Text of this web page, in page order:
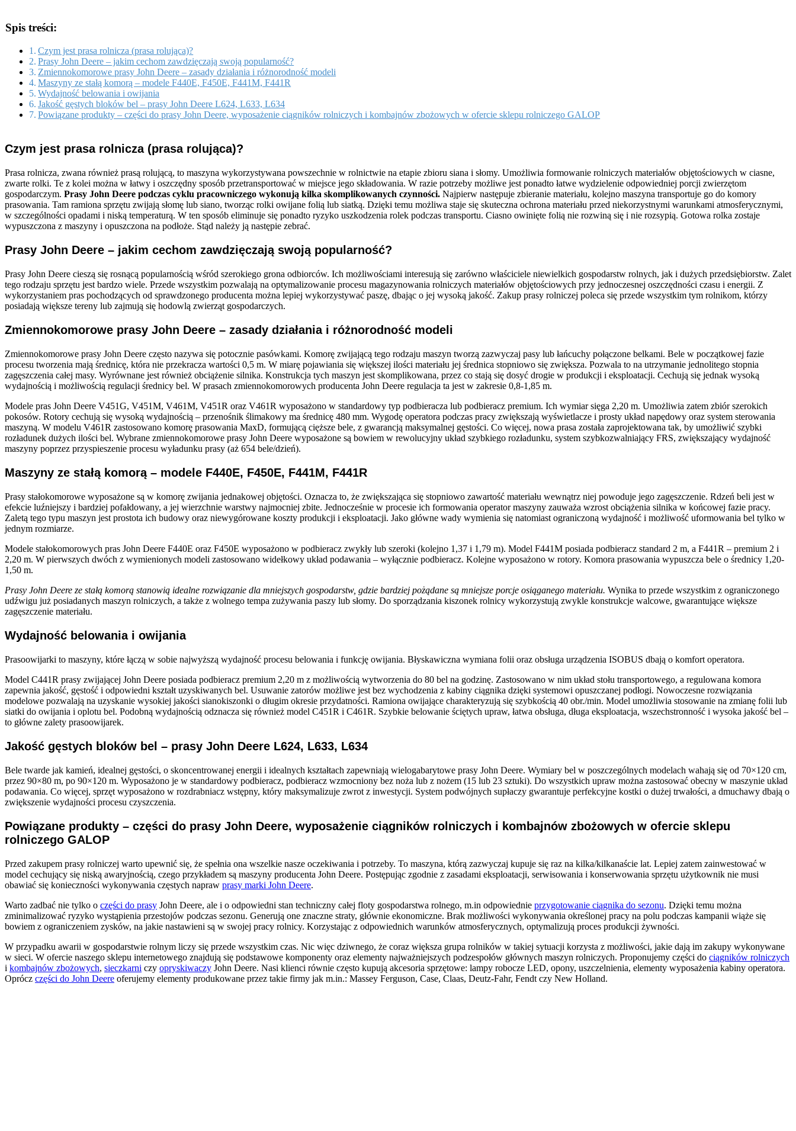
Spis treści:
Czym jest prasa rolnicza (prasa rolująca)?
Prasy John Deere – jakim cechom zawdzięczają swoją popularność?
Zmiennokomorowe prasy John Deere – zasady działania i różnorodność modeli
Maszyny ze stałą komorą – modele F440E, F450E, F441M, F441R
Wydajność belowania i owijania
Jakość gęstych bloków bel – prasy John Deere L624, L633, L634
Powiązane produkty – części do prasy John Deere, wyposażenie ciągników rolniczych i kombajnów zbożowych w ofercie sklepu rolniczego GALOP
Czym jest prasa rolnicza (prasa rolująca)?
Prasa rolnicza, zwana również prasą rolującą, to maszyna wykorzystywana powszechnie w rolnictwie na etapie zbioru siana i słomy. Umożliwia formowanie rolniczych materiałów objętościowych w ciasne,
zwarte rolki. Te z kolei można w łatwy i oszczędny sposób przetransportować w miejsce jego składowania. W razie potrzeby możliwe jest ponadto łatwe wydzielenie odpowiedniej porcji zwierzętom
gospodarczym. Prasy John Deere podczas cyklu pracowniczego wykonują kilka skomplikowanych czynności. Najpierw następuje zbieranie materiału, kolejno maszyna transportuje go do komory
prasowania. Tam ramiona sprzętu zwijają słomę lub siano, tworząc rolki owijane folią lub siatką. Dzięki temu możliwa staje się skuteczna ochrona materiału przed niekorzystnymi warunkami atmosferycznymi,
w szczególności opadami i niską temperaturą. W ten sposób eliminuje się ponadto ryzyko uszkodzenia rolek podczas transportu. Ciasno owinięte folią nie rozwiną się i nie rozsypią. Gotowa rolka zostaje
wypuszczona z maszyny i opuszczona na podłoże. Stąd należy ją następie zebrać.
Prasy John Deere – jakim cechom zawdzięczają swoją popularność?
Prasy John Deere cieszą się rosnącą popularnością wśród szerokiego grona odbiorców. Ich możliwościami interesują się zarówno właściciele niewielkich gospodarstw rolnych, jak i dużych przedsiębiorstw. Zalet
tego rodzaju sprzętu jest bardzo wiele. Przede wszystkim pozwalają na optymalizowanie procesu magazynowania rolniczych materiałów objętościowych przy jednoczesnej oszczędności czasu i energii. Z
wykorzystaniem pras pochodzących od sprawdzonego producenta można lepiej wykorzystywać paszę, dbając o jej wysoką jakość. Zakup prasy rolniczej poleca się przede wszystkim tym rolnikom, którzy
posiadają większe tereny lub zajmują się hodowlą zwierząt gospodarczych.
Zmiennokomorowe prasy John Deere – zasady działania i różnorodność modeli
Zmiennokomorowe prasy John Deere często nazywa się potocznie pasówkami. Komorę zwijającą tego rodzaju maszyn tworzą zazwyczaj pasy lub łańcuchy połączone belkami. Bele w początkowej fazie
procesu tworzenia mają średnicę, która nie przekracza wartości 0,5 m. W miarę pojawiania się większej ilości materiału jej średnica stopniowo się zwiększa. Pozwala to na utrzymanie jednolitego stopnia
zagęszczenia całej masy. Wyrównane jest również obciążenie silnika. Konstrukcja tych maszyn jest skomplikowana, przez co stają się dosyć drogie w produkcji i eksploatacji. Cechują się jednak wysoką
wydajnością i możliwością regulacji średnicy bel. W prasach zmiennokomorowych producenta John Deere regulacja ta jest w zakresie 0,8-1,85 m.
Modele pras John Deere V451G, V451M, V461M, V451R oraz V461R wyposażono w standardowy typ podbieracza lub podbieracz premium. Ich wymiar sięga 2,20 m. Umożliwia zatem zbiór szerokich
pokosów. Rotory cechują się wysoką wydajnością – przenośnik ślimakowy ma średnicę 480 mm. Wygodę operatora podczas pracy zwiększają wyświetlacze i prosty układ napędowy oraz system sterowania
maszyną. W modelu V461R zastosowano komorę prasowania MaxD, formującą cięższe bele, z gwarancją maksymalnej gęstości. Co więcej, nowa prasa została zaprojektowana tak, by umożliwić szybki
rozładunek dużych ilości bel. Wybrane zmiennokomorowe prasy John Deere wyposażone są bowiem w rewolucyjny układ szybkiego rozładunku, system szybkozwalniający FRS, zwiększający wydajność
maszyny poprzez przyspieszenie procesu wyładunku prasy (aż 654 bele/dzień).
Maszyny ze stałą komorą – modele F440E, F450E, F441M, F441R
Prasy stałokomorowe wyposażone są w komorę zwijania jednakowej objętości. Oznacza to, że zwiększająca się stopniowo zawartość materiału wewnątrz niej powoduje jego zagęszczenie. Rdzeń beli jest w
efekcie luźniejszy i bardziej pofałdowany, a jej wierzchnie warstwy najmocniej zbite. Jednocześnie w procesie ich formowania operator maszyny zauważa wzrost obciążenia silnika w końcowej fazie pracy.
Zaletą tego typu maszyn jest prostota ich budowy oraz niewygórowane koszty produkcji i eksploatacji. Jako główne wady wymienia się natomiast ograniczoną wydajność i możliwość uformowania bel tylko w
jednym rozmiarze.
Modele stałokomorowych pras John Deere F440E oraz F450E wyposażono w podbieracz zwykły lub szeroki (kolejno 1,37 i 1,79 m). Model F441M posiada podbieracz standard 2 m, a F441R – premium 2 i
2,20 m. W pierwszych dwóch z wymienionych modeli zastosowano widełkowy układ podawania – wyłącznie podbieracz. Kolejne wyposażono w rotory. Komora prasowania wypuszcza bele o średnicy 1,20-
1,50 m.
Prasy John Deere ze stałą komorą stanowią idealne rozwiązanie dla mniejszych gospodarstw, gdzie bardziej pożądane są mniejsze porcje osiąganego materiału. Wynika to przede wszystkim z ograniczonego
udźwigu już posiadanych maszyn rolniczych, a także z wolnego tempa zużywania paszy lub słomy. Do sporządzania kiszonek rolnicy wykorzystują zwykle konstrukcje walcowe, gwarantujące większe
zagęszczenie materiału.
Wydajność belowania i owijania
Prasoowijarki to maszyny, które łączą w sobie najwyższą wydajność procesu belowania i funkcję owijania. Błyskawiczna wymiana folii oraz obsługa urządzenia ISOBUS dbają o komfort operatora.
Model C441R prasy zwijającej John Deere posiada podbieracz premium 2,20 m z możliwością wytworzenia do 80 bel na godzinę. Zastosowano w nim układ stołu transportowego, a regulowana komora
zapewnia jakość, gęstość i odpowiedni kształt uzyskiwanych bel. Usuwanie zatorów możliwe jest bez wychodzenia z kabiny ciągnika dzięki systemowi opuszczanej podłogi. Nowoczesne rozwiązania
modelowe pozwalają na uzyskanie wysokiej jakości sianokiszonki o długim okresie przydatności. Ramiona owijające charakteryzują się szybkością 40 obr./min. Model umożliwia stosowanie na zmianę folii lub
siatki do owijania i oplotu bel. Podobną wydajnością odznacza się również model C451R i C461R. Szybkie belowanie ściętych upraw, łatwa obsługa, długa eksploatacja, wszechstronność i wysoka jakość bel –
to główne zalety prasoowijarek.
Jakość gęstych bloków bel – prasy John Deere L624, L633, L634
Bele twarde jak kamień, idealnej gęstości, o skoncentrowanej energii i idealnych kształtach zapewniają wielogabarytowe prasy John Deere. Wymiary bel w poszczególnych modelach wahają się od 70×120 cm,
przez 90×80 m, po 90×120 m. Wyposażono je w standardowy podbieracz, podbieracz wzmocniony bez noża lub z nożem (15 lub 23 sztuki). Do wszystkich upraw można zastosować obecny w maszynie układ
podawania. Co więcej, sprzęt wyposażono w rozdrabniacz wstępny, który maksymalizuje zwrot z inwestycji. System podwójnych supłaczy gwarantuje perfekcyjne kostki o dużej trwałości, a dmuchawy dbają o
zwiększenie wydajności procesu czyszczenia.
Powiązane produkty – części do prasy John Deere, wyposażenie ciągników rolniczych i kombajnów zbożowych w ofercie sklepu
rolniczego GALOP
Przed zakupem prasy rolniczej warto upewnić się, że spełnia ona wszelkie nasze oczekiwania i potrzeby. To maszyna, którą zazwyczaj kupuje się raz na kilka/kilkanaście lat. Lepiej zatem zainwestować w
model cechujący się niską awaryjnością, czego przykładem są maszyny producenta John Deere. Postępując zgodnie z zasadami eksploatacji, serwisowania i konserwowania sprzętu użytkownik nie musi
obawiać się konieczności wykonywania częstych napraw prasy marki John Deere.
Warto zadbać nie tylko o części do prasy John Deere, ale i o odpowiedni stan techniczny całej floty gospodarstwa rolnego, m.in odpowiednie przygotowanie ciągnika do sezonu. Dzięki temu można
zminimalizować ryzyko wystąpienia przestojów podczas sezonu. Generują one znaczne straty, głównie ekonomiczne. Brak możliwości wykonywania określonej pracy na polu podczas kampanii wiąże się
bowiem z ograniczeniem zysków, na jakie nastawieni są w swojej pracy rolnicy. Korzystając z odpowiednich warunków atmosferycznych, optymalizują proces produkcji żywności.
W przypadku awarii w gospodarstwie rolnym liczy się przede wszystkim czas. Nic więc dziwnego, że coraz większa grupa rolników w takiej sytuacji korzysta z możliwości, jakie dają im zakupy wykonywane
w sieci. W ofercie naszego sklepu internetowego znajdują się podstawowe komponenty oraz elementy najważniejszych podzespołów głównych maszyn rolniczych. Proponujemy części do ciągników rolniczych
i kombajnów zbożowych, sieczkarni czy opryskiwaczy John Deere. Nasi klienci równie często kupują akcesoria sprzętowe: lampy robocze LED, opony, uszczelnienia, elementy wyposażenia kabiny operatora.
Oprócz części do John Deere oferujemy elementy produkowane przez takie firmy jak m.in.: Massey Ferguson, Case, Claas, Deutz-Fahr, Fendt czy New Holland.